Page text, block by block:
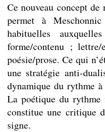
Ce nouveau concept
permet à
habituelles
forme/contenu ;
poésie/prose. Ce qui
une stratégie anti-
dynamique du rythme
La poétique du
constitue une critique
signe.